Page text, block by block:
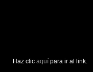
Haz clic aquí para ir al link.